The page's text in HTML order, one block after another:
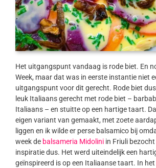
Het uitgangspunt vandaag is rode biet. En
Week, maar dat was in eerste instantie niet
uitgangspunt voor dit gerecht. Rode biet
leuk Italiaans gerecht met rode biet –
Italiaans – en stuitte op een hartige taart.
eigen variant van gemaakt, met zoete
liggen en ik wilde er perse balsamico bij
week de balsameria Midolini in Friuli
inspiratie dus. Het werd uiteindelijk een
geïnspireerd is op een Italiaanse taart. In